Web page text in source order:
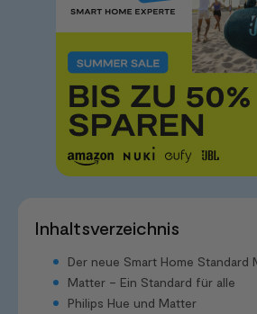
Inhaltsverzeichnis
Der neue Smart Home Standard
Matter – Ein Standard für alle
Philips Hue und Matter